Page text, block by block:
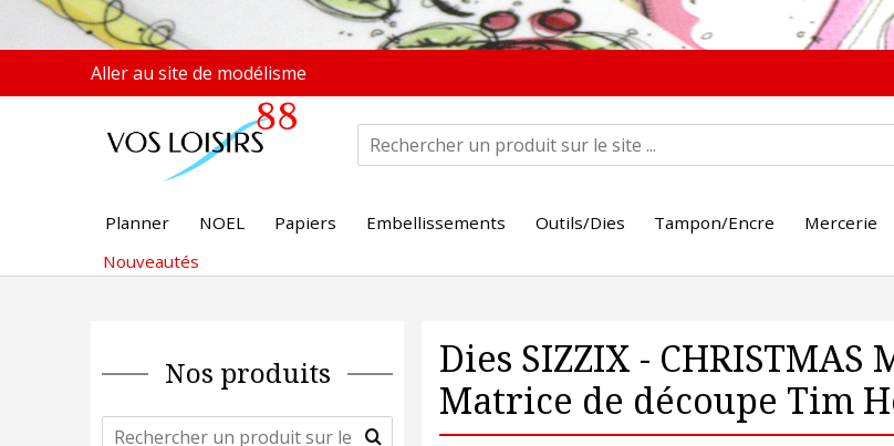
Aller au site de modélisme
Planner NOEL Papiers Embellissements Outils/Dies Tampon/Encre Mercerie
Nouveautés
Nos produits
Dies SIZZIX - CHRISTMAS
Matrice de découpe Tim